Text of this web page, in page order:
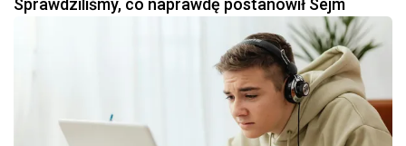
Sprawdziliśmy, co naprawdę postanowił Sejm